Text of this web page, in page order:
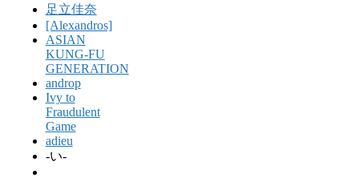
足立佳奈
[Alexandros]
ASIAN
KUNG-FU
GENERATION
androp
Ivy to
Fraudulent
Game
adieu
-い-